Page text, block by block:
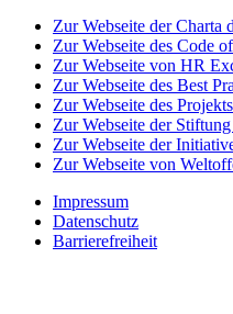
Zur Webseite der Charta
Zur Webseite des Code
Zur Webseite von HR
Zur Webseite des Best
Zur Webseite des
Zur Webseite der
Zur Webseite der
Zur Webseite von
Impressum
Datenschutz
Barrierefreiheit